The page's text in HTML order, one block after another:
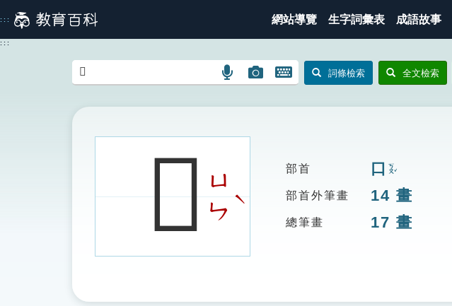
到
主
::: 網站導覽 生字詞彙表 成語故事
:::
語
搜
圖
圖
搜
開
鍵
詞條檢索 全文檢索
𡁩ㄩ
ㄣ
ˋ
部首 口 ㄎㄡˇ
部首外筆畫 14 畫
總筆畫 17 畫